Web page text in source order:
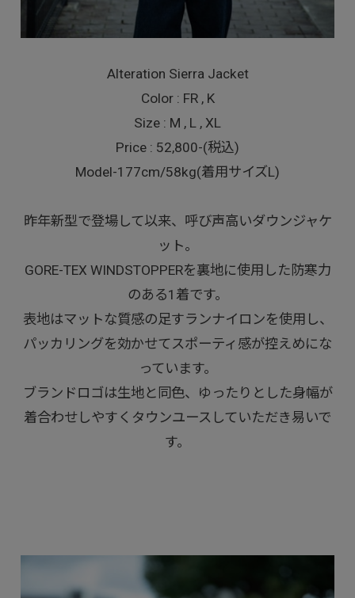
Alteration Sierra Jacket
Color : FR , K
Size : M , L , XL
Price : 52,800-(税込)
Model-177cm/58kg(着用サイズL)
昨年新型で登場して以来、呼び声高いダウンジャケ
ット。
GORE-TEX WINDSTOPPERを裏地に使用した防寒力
のある1着です。
表地はマットな質感の足すランナイロンを使用し、
パッカリングを効かせてスポーティ感が控えめにな
っています。
ブランドロゴは生地と同色、ゆったりとした身幅が
着合わせしやすくタウンユースしていただき易いで
す。